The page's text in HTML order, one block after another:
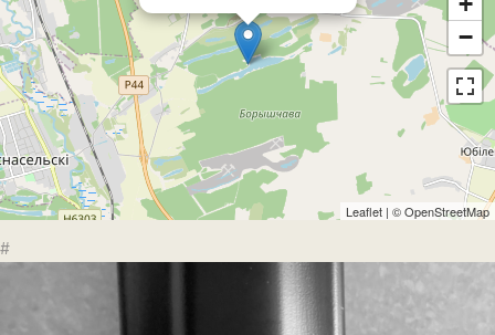
−
Leaflet | ©OpenStreetMap
#